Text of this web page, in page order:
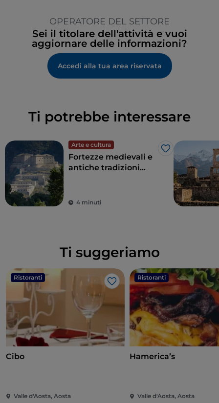
OPERATORE DEL SETTORE
Sei il titolare dell'attività e vuoi
aggiornare delle informazioni?
Accedi alla tua area riservata
Ti potrebbe interessare
Arte e cultura
Like
Fortezze medievali e
antiche tradizioni
d’Aosta
4 minuti
Ti suggeriamo
Ristoranti
Like
Cibo
Valle d'Aosta, Aosta
Ristoranti
Hamerica’s
Valle d'Aosta, Aosta